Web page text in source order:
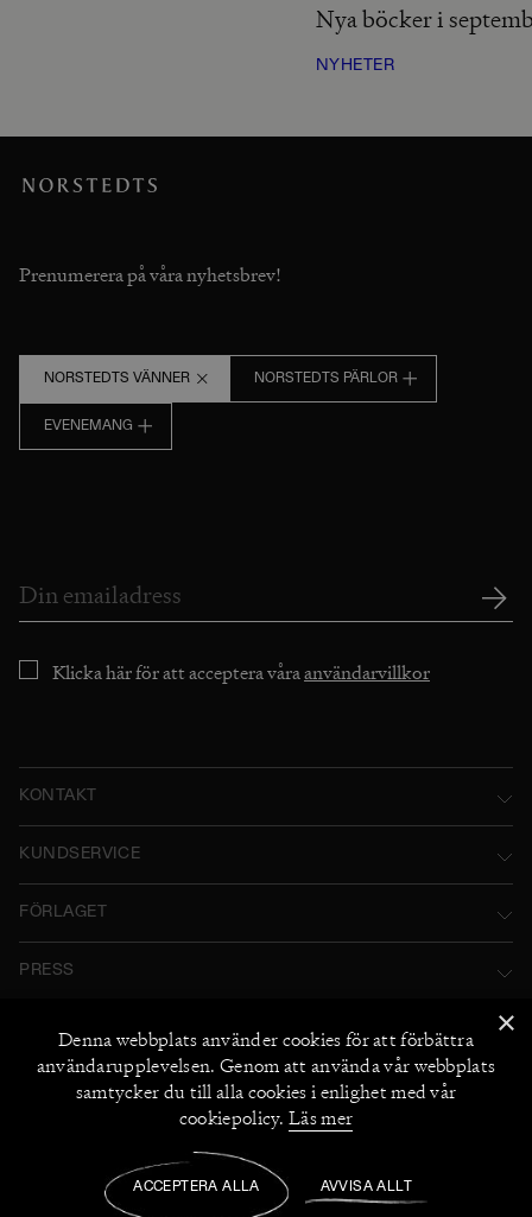
Nya böcker i
NYHETER
Prenumerera på våra nyhetsbrev!
NORSTEDTS VÄNNER NORSTEDTS PÄRLOR
EVENEMANG
Klicka här för att acceptera våraanvändarvillkor
KONTAKT
P.O. Box 2052
Besöksadress: Tryckerigatan 4
+46 (0) 8 769 88 00
+46 (0) 8 769 88 00
KUNDSERVICE
Kontakta oss
Användarvillkor
Cookiepolicy
FÖRLAGET
Norstedts Agency
Miljö och hållbarhet
Medarbetare
PRESS
Bildarkiv
Recensionsexemplar
FÖLJ OSS
Instagram
UTFORSKA NORSTEDTS
©Norstedts
×
Denna webbplats använder cookies för att förbättra
användarupplevelsen. Genom att använda vår webbplats
samtycker du till alla cookies i enlighet med vår
cookiepolicy.Läs mer
ACCEPTERA ALLA AVVISA ALLT